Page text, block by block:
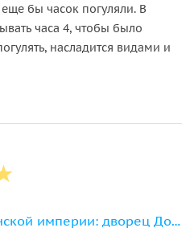
бы часок погуляли. В
часа 4, чтобы было
насладится видами и
Последний блеск Османской империи: дворец Долмабахче